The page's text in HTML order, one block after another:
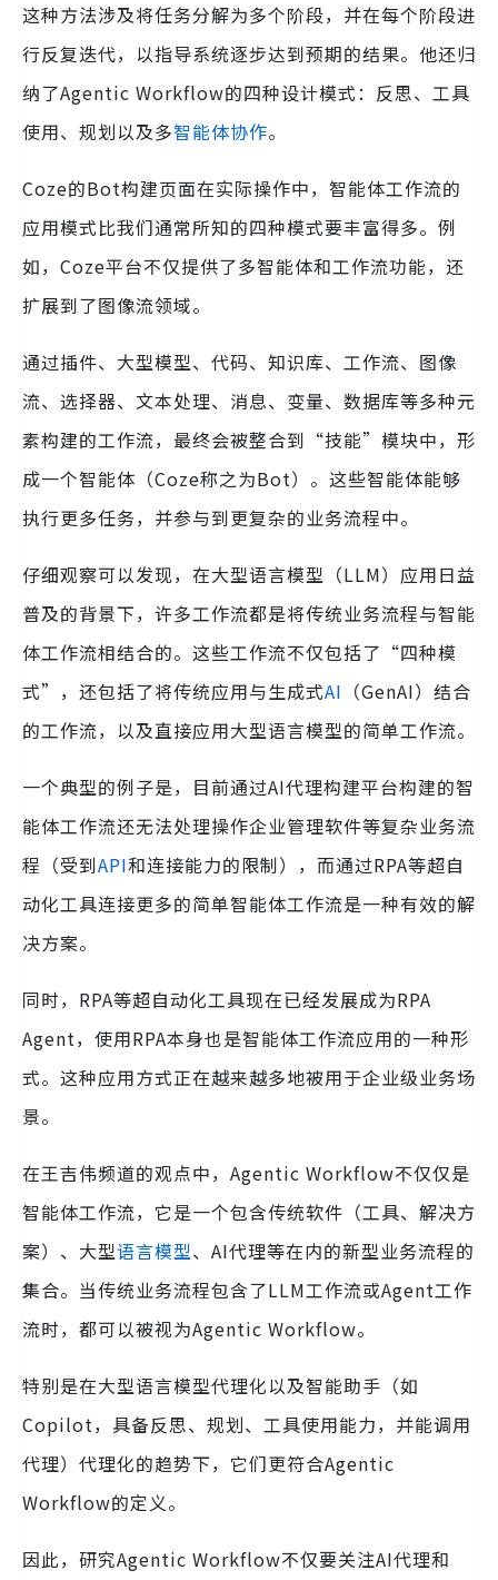
这种方法涉及将任务分解为多个阶段，并在每个阶段进
行反复迭代，以指导系统逐步达到预期的结果。他还归
纳了Agentic Workflow的四种设计模式：反思、工具
使用、规划以及多智能体协作。
Coze的Bot构建页面在实际操作中，智能体工作流的
应用模式比我们通常所知的四种模式要丰富得多。例
如，Coze平台不仅提供了多智能体和工作流功能，还
扩展到了图像流领域。
通过插件、大型模型、代码、知识库、工作流、图像
流、选择器、文本处理、消息、变量、数据库等多种元
素构建的工作流，最终会被整合到“技能”模块中，形
成一个智能体（Coze称之为Bot）。这些智能体能够
执行更多任务，并参与到更复杂的业务流程中。
仔细观察可以发现，在大型语言模型（LLM）应用日益
普及的背景下，许多工作流都是将传统业务流程与智能
体工作流相结合的。这些工作流不仅包括了“四种模
式”，还包括了将传统应用与生成式AI （GenAI）结合
的工作流，以及直接应用大型语言模型的简单工作流。
一个典型的例子是，目前通过AI代理构建平台构建的智
能体工作流还无法处理操作企业管理软件等复杂业务流
程（受到API和连接能力的限制），而通过RPA等超自
动化工具连接更多的简单智能体工作流是一种有效的解
决方案。
同时，RPA等超自动化工具现在已经发展成为RPA
Agent，使用RPA本身也是智能体工作流应用的一种形
式。这种应用方式正在越来越多地被用于企业级业务场
景。
在王吉伟频道的观点中，Agentic Workflow不仅仅是
智能体工作流，它是一个包含传统软件（工具、解决方
案）、大型语言模型、AI代理等在内的新型业务流程的
集合。当传统业务流程包含了LLM工作流或Agent工作
流时，都可以被视为Agentic Workflow。
特别是在大型语言模型代理化以及智能助手（如
Copilot，具备反思、规划、工具使用能力，并能调用
代理）代理化的趋势下，它们更符合Agentic
Workflow的定义。
因此，研究Agentic Workflow不仅要关注AI代理和